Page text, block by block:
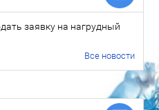
заявку на нагрудный
Все новости